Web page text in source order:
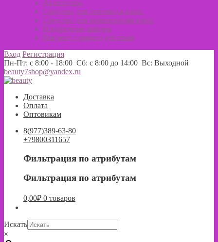
Аксессуары
Средства для стайлинга волос
Средства для окрашивания волос
Подарочные наборы
Пигмент прямого действия
Вход Регистрация
Пн-Пт: с 8:00 - 18:00 Сб: с 8:00 до 14:00 Вс: Выходной
beauty7shop@yandex.ru
Перейти
навигации
Перейти
содержимому
Доставка
Оплата
Оптовикам
8(977)389-63-80
+79800311657
Фильтрация по атрибутам
Фильтрация по атрибутам
0,00₽ 0 товаров
Искать
×